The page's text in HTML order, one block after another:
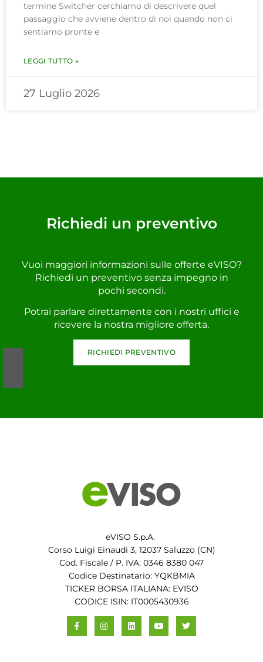
termine Switcher cerchiamo di descrivere quel
passaggio che avviene dentro di noi quando non ci
sentiamo pronte e
LEGGI TUTTO »
27 Luglio 2026
Richiedi un preventivo
Vuoi maggiori informazioni sulle offerte eVISO?
Richiedi un preventivo senza impegno in
pochi secondi.
Potrai parlare direttamente con i nostri uffici e
ricevere la nostra migliore offerta.
RICHIEDI PREVENTIVO
eVISO S.p.A.
Corso Luigi Einaudi 3, 12037 Saluzzo (CN)
Cod. Fiscale / P. IVA: 0346 8380 047
Codice Destinatario: YQKBMIA
TICKER BORSA ITALIANA: EVISO
CODICE ISIN: IT0005430936